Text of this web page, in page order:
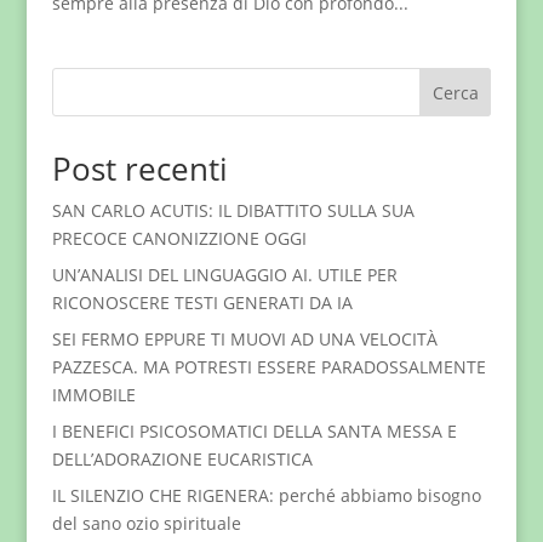
Cerca
Post recenti
SAN CARLO ACUTIS: IL DIBATTITO SULLA SUA
PRECOCE CANONIZZIONE OGGI
UN’ANALISI DEL LINGUAGGIO AI. UTILE PER
RICONOSCERE TESTI GENERATI DA IA
SEI FERMO EPPURE TI MUOVI AD UNA VELOCITÀ
PAZZESCA. MA POTRESTI ESSERE PARADOSSALMENTE
IMMOBILE
I BENEFICI PSICOSOMATICI DELLA SANTA MESSA E
DELL’ADORAZIONE EUCARISTICA
IL SILENZIO CHE RIGENERA: perché abbiamo bisogno
del sano ozio spirituale